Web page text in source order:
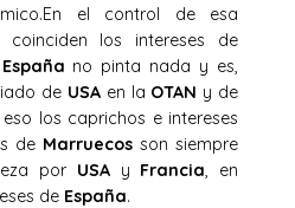
el control de esa
los intereses de
España no pinta nada y es,
de USA en la OTAN y de
los caprichos e intereses
de Marruecos son siempre
porUSAy Francia , en
de España.